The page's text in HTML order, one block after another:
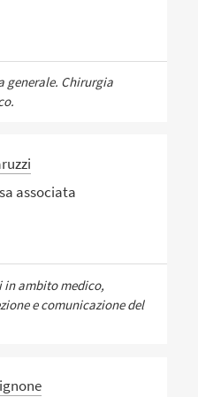
generale. Chirurgia
associata
in ambito medico,
e comunicazione del